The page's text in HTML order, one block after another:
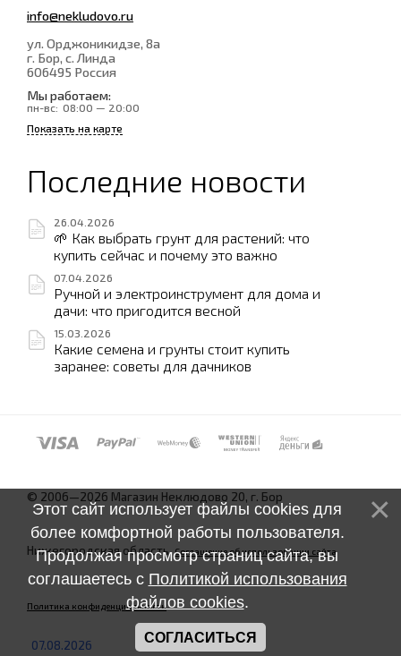
info@nekludovo.ru
ул. Орджоникидзе, 8а
г. Бор, с. Линда
606495 Россия
Мы работаем:
пн-вс: 08:00 — 20:00
Показать на карте
Последние новости
26.04.2026
🌱 Как выбрать грунт для растений: что
купить сейчас и почему это важно
07.04.2026
Ручной и электроинструмент для дома и
дачи: что пригодится весной
15.03.2026
Какие семена и грунты стоит купить
заранее: советы для дачников
© 2006—2026 Магазин Неклюдово 20, г. Бор
Нижегородская область.Соглашение об использовании сайта
Политика конфиденциальности
07.08.2026
Этот сайт использует файлы cookies для
более комфортной работы пользователя.
Продолжая просмотр страниц сайта, вы
соглашаетесь с Политикой использования
файлов cookies.
СОГЛАСИТЬСЯ